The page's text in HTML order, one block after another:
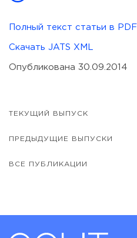
Полный текст статьи в PDF
Скачать JATS XML
Опубликована 30.09.2014
ТЕКУЩИЙ ВЫПУСК
ПРЕДЫДУЩИЕ ВЫПУСКИ
ВСЕ ПУБЛИКАЦИИ